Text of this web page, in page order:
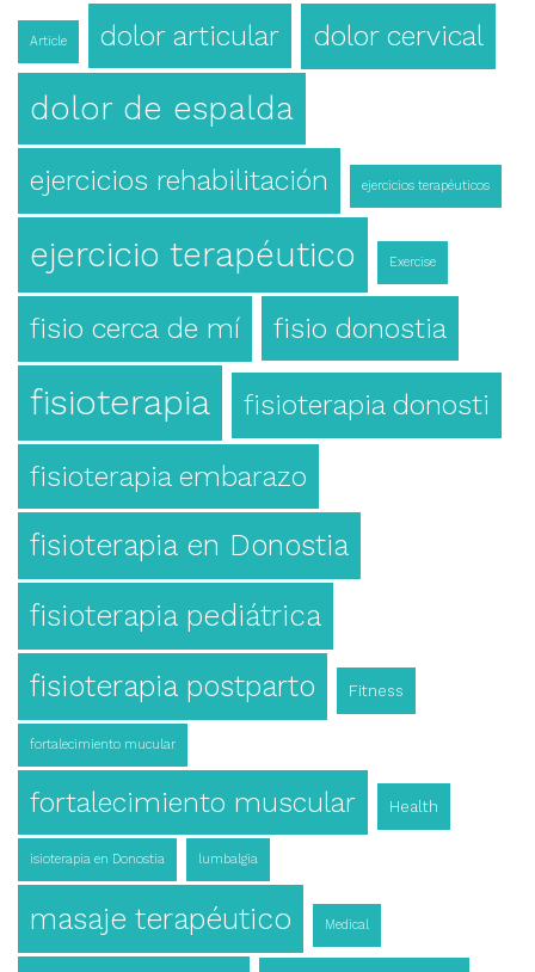
Article dolor articular dolor cervical
dolor de espalda
ejercicios rehabilitación ejercicios terapéuticos
ejercicio terapéutico Exercise
fisio cerca de mí fisio donostia
fisioterapia fisioterapia donosti
fisioterapia embarazo
fisioterapia en Donostia
fisioterapia pediátrica
fisioterapia postparto Fitness
fortalecimiento mucular
fortalecimiento muscular Health
isioterapia en Donostia lumbalgia
masaje terapéutico Medical